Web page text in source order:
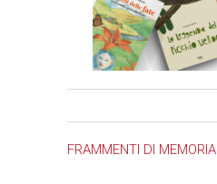
FRAMMENTI DI MEMORIA